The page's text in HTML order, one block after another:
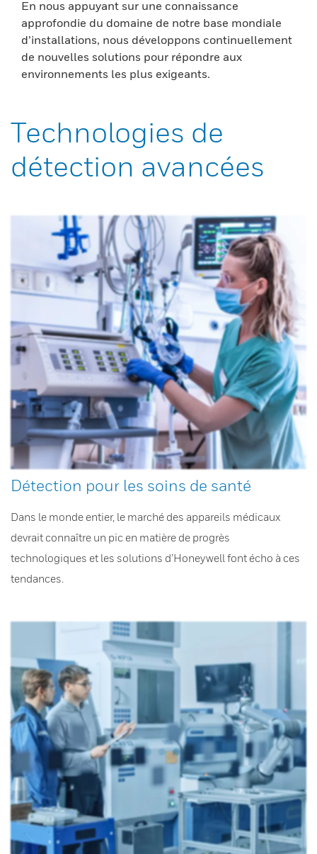
En nous appuyant sur une connaissance
approfondie du domaine de notre base mondiale
d’installations, nous développons continuellement
de nouvelles solutions pour répondre aux
environnements les plus exigeants.
Technologies de
détection avancées
Détection pour les soins de santé
Dans le monde entier, le marché des appareils médicaux
devrait connaître un pic en matière de progrès
technologiques et les solutions d’Honeywell font écho à ces
tendances.